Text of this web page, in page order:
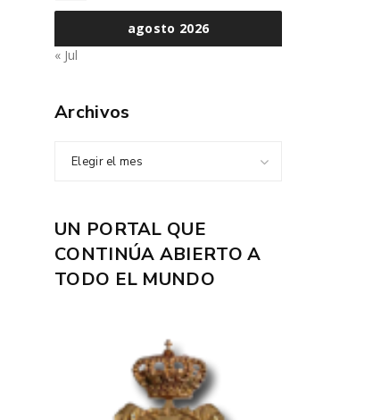
agosto 2026
« Jul
Archivos
Elegir el mes
UN PORTAL QUE
CONTINÚA ABIERTO A
TODO EL MUNDO